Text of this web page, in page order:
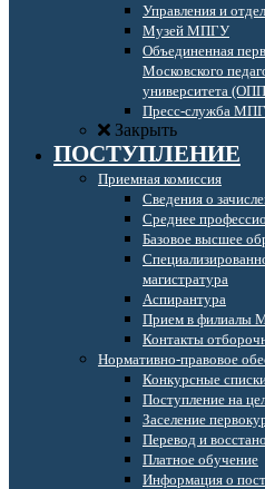
Управления и
Музей МПГУ
Объединенная
Московского
университета
Пресс-служба
Закрыть
ПОСТУПЛЕНИЕ
Приемная комиссия
Сведения о
Среднее
Базовое высшее
магистратура
Аспирантура
Прием в филиалы
Контакты
Нормативно-правовое
Конкурсные
Поступление на
Заселение
Перевод и
Платное обучение
Информация о